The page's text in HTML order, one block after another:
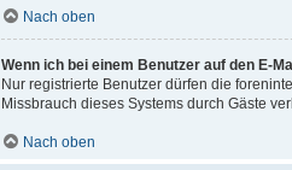
Nach oben
Wenn ich bei einem Benutzer auf den E-
Nur registrierte Benutzer dürfen die
Missbrauch dieses Systems durch Gäste
Nach oben